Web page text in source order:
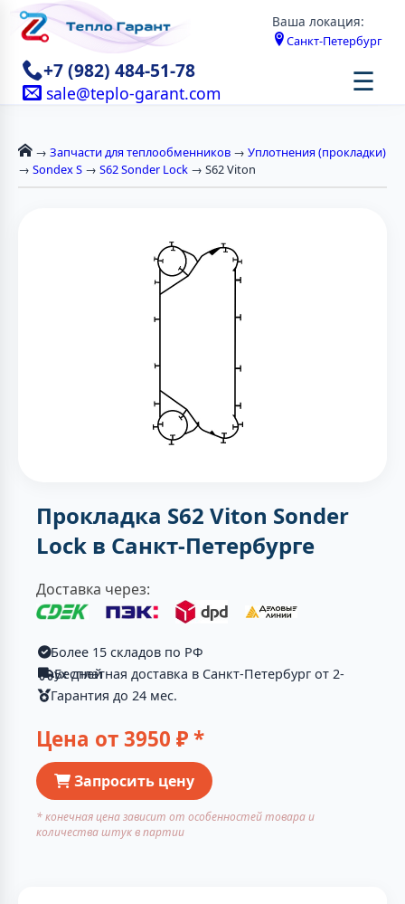
Ваша локация:
Санкт-Петербург
+7 (982) 484-51-78
sale@teplo-garant.com ☰
→ Запчасти для теплообменников → Уплотнения (прокладки)
→ Sondex S → S62 Sonder Lock → S62 Viton
Прокладка S62 Viton Sonder
Lock в Санкт-Петербурге
Доставка через:
Более 15 складов по РФ
Бесплатная доставка в Санкт-Петербург от 2-ух дней
Гарантия до 24 мес.
Цена от3950 ₽ *
Запросить цену
* конечная цена зависит от особенностей товара и
количества штук в партии